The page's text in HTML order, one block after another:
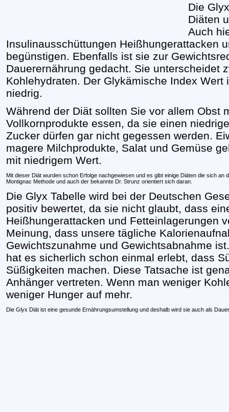
Die
Diäten
Auch
Insulinausschüttungen Heißhungerattacken
begünstigen. Ebenfalls ist sie zur
Dauerernährung gedacht. Sie unterscheidet
Kohlehydraten. Der Glykämische Index
niedrig.
Während der Diät sollten Sie vor allem Obst
Vollkornprodukte essen, da sie einen
Zucker dürfen gar nicht gegessen werden.
magere Milchprodukte, Salat und Gemüse
mit niedrigem Wert.
Mit dieser Diät wurden schon Erfolge nachgewiesen und es gibt einige Diäten die sich
Montignac Methode und auch der bekannte Dr. Strunz orientiert sich daran.
Die Glyx Tabelle wird bei der Deutschen
positiv bewertet, da sie nicht glaubt, dass
Heißhungerattacken und Fetteinlagerungen
Meinung, dass unsere tägliche
Gewichtszunahme und Gewichtsabnahme
hat es sicherlich schon einmal erlebt, dass
Süßigkeiten machen. Diese Tatsache ist
Anhänger vertreten. Wenn man weniger
weniger Hunger auf mehr.
Die Glyx Diät ist eine gesunde Ernährungsumstellung und deshalb wird sie auch als